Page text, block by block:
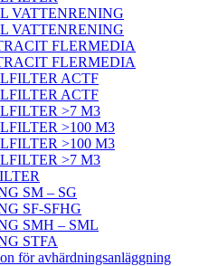
VATTENRENING
VATTENRENING
FLERMEDIA
FLERMEDIA
ACTF
ACTF
>7 M3
>100 M3
>100 M3
>7 M3
SM – SG
SF-SFHG
SMH – SML
STFA
för avhärdningsanläggning